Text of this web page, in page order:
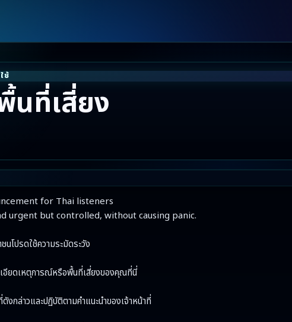
ช้
นที่เสี่ยง
for Thai listeners
urgent but controlled, without causing panic.
โปรดใช้ความระมัดระวัง
ยดเหตุการณ์หรือพื้นที่เสี่ยงของคุณที่นี่
กล่าวและปฏิบัติตามคำแนะนำของเจ้าหน้าที่